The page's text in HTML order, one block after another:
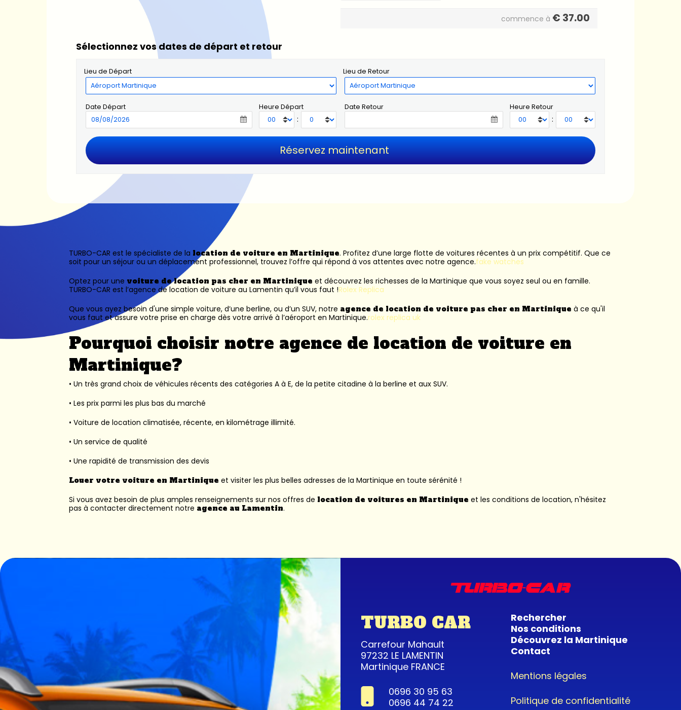
commence à € 37.00
Sélectionnez vos dates de départ et retour
Lieu de Départ Lieu de Retour
Date Départ Heure Départ
:
Date Retour Heure Retour
:
TURBO-CAR est le spécialiste de la location de voiture en Martinique. Profitez d’une large flotte de voitures récentes à un prix compétitif. Que ce
soit pour un séjour ou un déplacement professionnel, trouvez l’offre qui répond à vos attentes avec notre agence.fake watches
Optez pour une voiture de location pas cher en Martinique et découvrez les richesses de la Martinique que vous soyez seul ou en famille.
TURBO-CAR est l’agence de location de voiture au Lamentin qu’il vous faut !Rolex Replica
Que vous ayez besoin d'une simple voiture, d’une berline, ou d’un SUV, notre agence de location de voiture pas cher en Martinique à ce qu'il
vous faut et assure votre prise en charge dès votre arrivé à l’aéroport en Martinique.rolex replica uk
Pourquoi choisir notre agence de location de voiture en
Martinique?
• Un très grand choix de véhicules récents des catégories A à E, de la petite citadine à la berline et aux SUV.
• Les prix parmi les plus bas du marché
• Voiture de location climatisée, récente, en kilométrage illimité.
• Un service de qualité
• Une rapidité de transmission des devis
Louer votre voiture en Martinique et visiter les plus belles adresses de la Martinique en toute sérénité !
Si vous avez besoin de plus amples renseignements sur nos offres de location de voitures en Martinique et les conditions de location, n'hésitez
pas à contacter directement notre agence au Lamentin.
TURBO CAR
Carrefour Mahault
97232 LE LAMENTIN
Martinique FRANCE
0696 30 95 63
0696 44 74 22
Rechercher
Nos conditions
Découvrez la Martinique
Contact
Mentions légales
Politique de confidentialité